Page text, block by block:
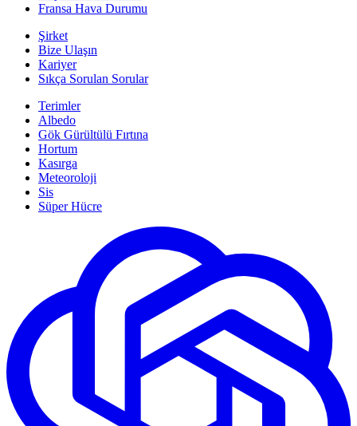
Fransa Hava Durumu
Şirket
Bize Ulaşın
Kariyer
Sıkça Sorulan Sorular
Terimler
Albedo
Gök Gürültülü Fırtına
Hortum
Kasırga
Meteoroloji
Sis
Süper Hücre